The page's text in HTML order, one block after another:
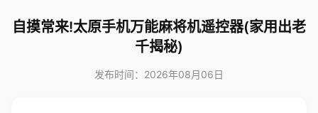
自摸常来!太原手机万能麻将机遥控器(家用出老
千揭秘)
发布时间：2026年08月06日